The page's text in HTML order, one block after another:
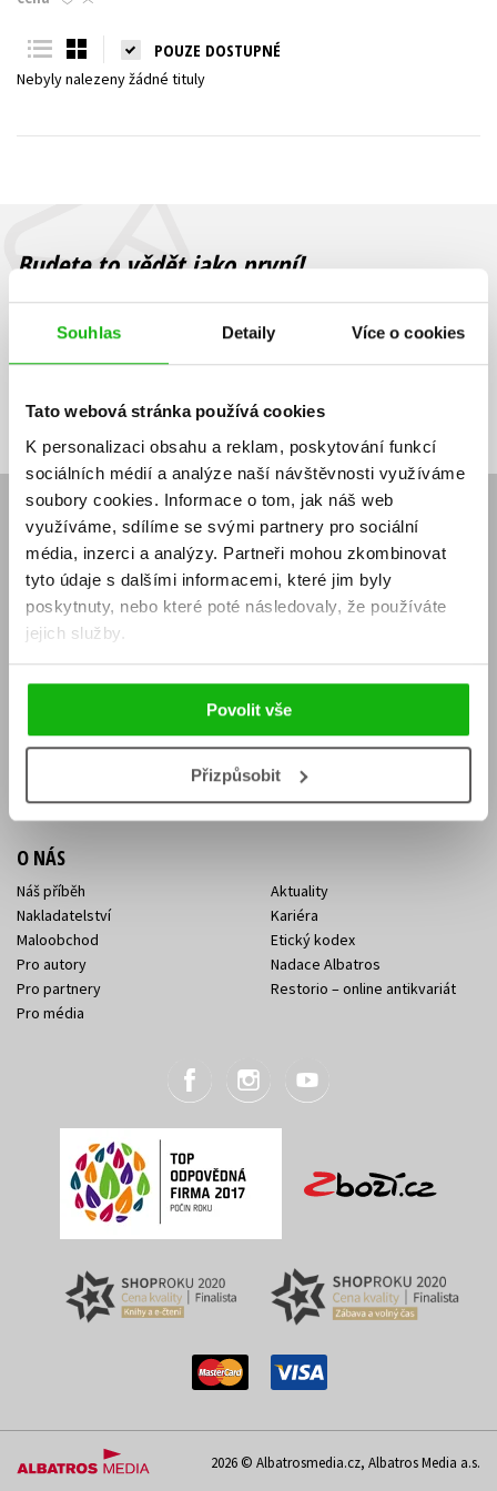
Souhlas Detaily Více o cookies
Tato webová stránka používá cookies
K personalizaci obsahu a reklam, poskytování funkcí
sociálních médií a analýze naší návštěvnosti využíváme
soubory cookies. Informace o tom, jak náš web
využíváme, sdílíme se svými partnery pro sociální
média, inzerci a analýzy. Partneři mohou zkombinovat
tyto údaje s dalšími informacemi, které jim byly
poskytnuty, nebo které poté následovaly, že používáte
jejich služby.
Povolit vše
Přizpůsobit
Young adult (SK)
Všechny tituly
POUZE DOSTUPNÉ
Nebyly nalezeny žádné tituly
Budete to vědět jako první!
Zajímá Vás, jaký knižní hit právě vychází, na jaké zboží je výhodná
sleva, jaká běží soutěž o ceny? Přihlášením k odběru našich e-
souhlasíte se zpracováním osobních údajů
mailová
adresa
mailová
adresa
Vaše e-mailová adresa Přihlásit se
E-SHOP
Aktuality
Naši autoři
Obchodní podmínky
Jak nakoupit
Knižní novinky
Dárkové poukazy
Affiliate program
KONTAKTY
Sídlo společnosti
Kontakty Albatros Media
O NÁS
Náš příběh
Nakladatelství
Maloobchod
Pro autory
Pro partnery
Pro média
Aktuality
Kariéra
Etický kodex
Nadace Albatros
Restorio – online antikvariát
2026 © Albatrosmedia.cz, Albatros Media a.s.